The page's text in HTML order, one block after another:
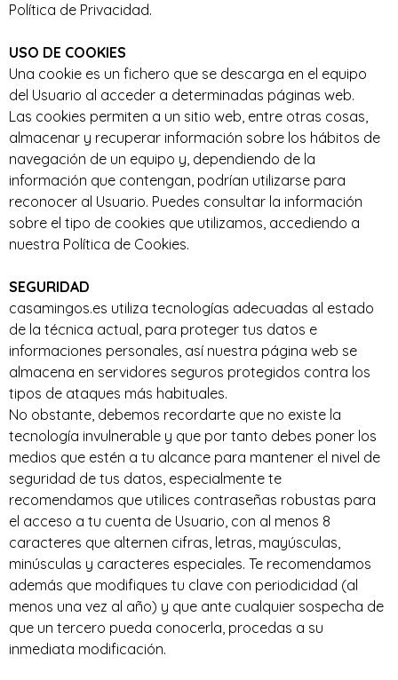
Política de Privacidad.
USO DE COOKIES
Una cookie es un fichero que se descarga en el equipo
del Usuario al acceder a determinadas páginas web.
Las cookies permiten a un sitio web, entre otras cosas,
almacenar y recuperar información sobre los hábitos de
navegación de un equipo y, dependiendo de la
información que contengan, podrían utilizarse para
reconocer al Usuario. Puedes consultar la información
sobre el tipo de cookies que utilizamos, accediendo a
nuestra Política de Cookies.
SEGURIDAD
casamingos.es utiliza tecnologías adecuadas al estado
de la técnica actual, para proteger tus datos e
informaciones personales, así nuestra página web se
almacena en servidores seguros protegidos contra los
tipos de ataques más habituales.
No obstante, debemos recordarte que no existe la
tecnología invulnerable y que por tanto debes poner los
medios que estén a tu alcance para mantener el nivel de
seguridad de tus datos, especialmente te
recomendamos que utilices contraseñas robustas para
el acceso a tu cuenta de Usuario, con al menos 8
caracteres que alternen cifras, letras, mayúsculas,
minúsculas y caracteres especiales. Te recomendamos
además que modifiques tu clave con periodicidad (al
menos una vez al año) y que ante cualquier sospecha de
que un tercero pueda conocerla, procedas a su
inmediata modificación.